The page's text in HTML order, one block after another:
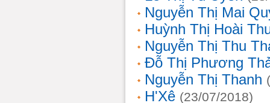
Nguyễn Thị Mai
Huỳnh Thị Hoài
Nguyễn Thị Thu
Đỗ Thị Phương
Nguyễn Thị Thanh
H'Xê (23/07/2018)